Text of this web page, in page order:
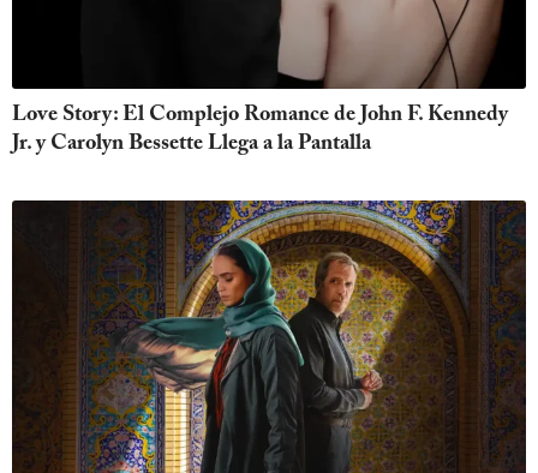
Love Story: El Complejo Romance de John F. Kennedy
Jr. y Carolyn Bessette Llega a la Pantalla